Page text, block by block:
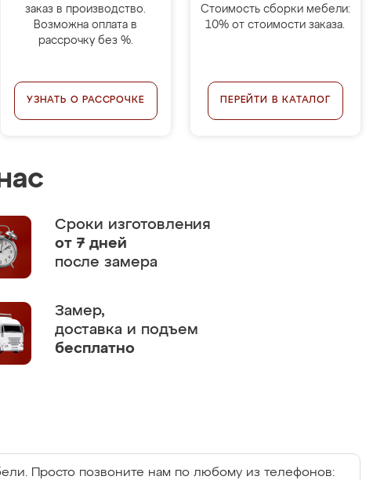
заказ в производство.
Возможна оплата в
рассрочку без %.
УЗНАТЬ О РАССРОЧКЕ
Стоимость сборки мебели:
10% от стоимости заказа.
ПЕРЕЙТИ В КАТАЛОГ
Сроки изготовления
от 7 дней
после замера
Замер,
доставка и подъем
бесплатно
Просто позвоните нам по любому из телефонов: